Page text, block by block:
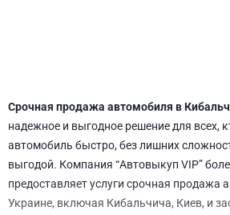
Срочная продажа автомобиля в
надежное и выгодное решение для всех,
автомобиль быстро, без лишних
выгодой. Компания “Автовыкуп VIP”
предоставляет услуги срочная продажа
Украине, включая Кибальчича, Киев, и